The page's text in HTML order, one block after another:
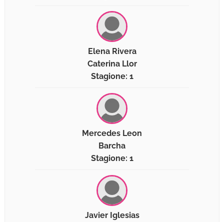
Elena Rivera
Caterina Llor
Stagione: 1
Mercedes Leon
Barcha
Stagione: 1
Javier Iglesias